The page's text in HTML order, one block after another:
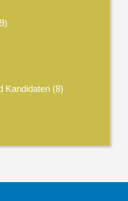
Kandidaten (8)